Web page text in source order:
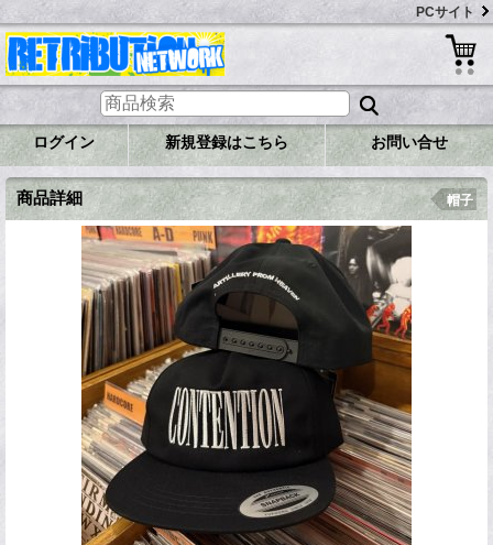
PCサイト
ログイン 新規登録はこちら お問い合せ
商品詳細 帽子